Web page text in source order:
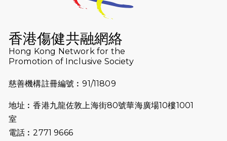
猛龍長跑隊恆常練習 - 7月16日
2026-07-10
【猛龍戈壁118公里分享暨香港傷健共
融網絡15周年晚宴】
2026-07-09
猛龍長跑隊恆常練習 - 7月9日（19:00
2026-07-02
香港傷健共融網絡
Hong Kong Network for the
Promotion of Inclusive Society
慈善機構註冊編號︰91/11809
地址︰香港九龍佐敦上海街80號華海廣場10樓1001
室
電話︰2771 9666